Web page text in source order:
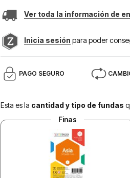
Ver toda la información de
Inicia sesión para poder
PAGO SEGURO
Esta es la cantidad y tipo de fundas
Finas